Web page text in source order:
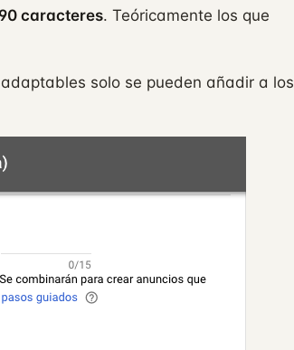
caracteres. Teóricamente los que
solo se pueden añadir a los